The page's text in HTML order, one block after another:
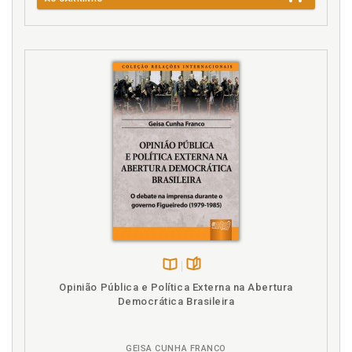
Cosmopolismo. Direito cosmopolita, p. 86
Crítica. Kant, um filósofo ´crítico´, p. 13
Criticismo, p. 25
Direito. Imperativos categóricos e o Direito, p. 52
Direito Internacional. Relações internacionais na
teoria de Kant, p. 55
Direito cosmopolita, p. 86
Direito cosmopolita e o direito das gentes, p. 84
Direito das gentes. Direito cosmopolita e o direito
das gentes, p. 84
na
Opinião Pública e Política Externa na Abertura
Democrática Brasileira
GEISA CUNHA FRANCO